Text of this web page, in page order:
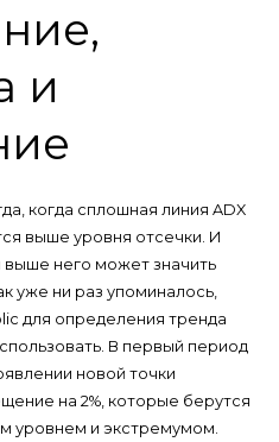
и
когда сплошная линия ADX
выше уровня отсечки. И
него может значить
уже ни раз упоминалось,
для определения тренда
В первый период
новой точки
на 2%, которые берутся
уровнем и экстремумом.